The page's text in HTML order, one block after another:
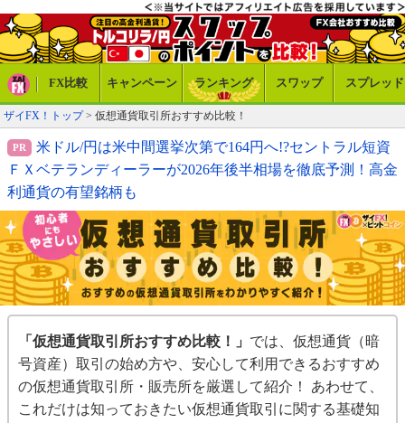
FX比較 キャンペーン ランキング スワップ スプレッド
ザイFX！トップ> 仮想通貨取引所おすすめ比較！
米ドル/円は米中間選挙次第で164円へ!?セントラル短資
ＦＸベテランディーラーが2026年後半相場を徹底予測！高金
利通貨の有望銘柄も
「仮想通貨取引所おすすめ比較！」 では、仮想通貨（暗
号資産）取引の始め方や、安心して利用できるおすすめ
の仮想通貨取引所・販売所を厳選して紹介！ あわせて、
これだけは知っておきたい仮想通貨取引に関する基礎知